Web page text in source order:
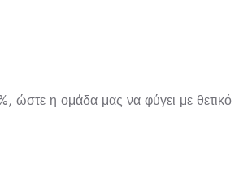
ώστε η ομάδα μας να φύγει με θετικό